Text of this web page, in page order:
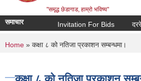
"समृद्ध छेडागाड, हाम्रो भविष्य"
समाचार Invitation For Bids दररेट माग
You are here
Home » कक्षा ८ को नतिजा प्रकाशन सम्बन्धमा।